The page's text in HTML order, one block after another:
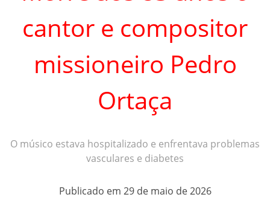
cantor e compositor
missioneiro Pedro
Ortaça
O músico estava hospitalizado e enfrentava problemas
vasculares e diabetes
Publicado em 29 de maio de 2026